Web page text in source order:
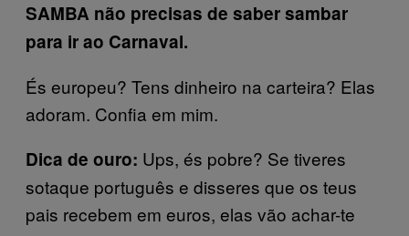
SAMBA não precisas de saber sambar
para ir ao Carnaval.
És europeu? Tens dinheiro na carteira? Elas
adoram. Confia em mim.
Dica de ouro: Ups, és pobre? Se tiveres
sotaque português e disseres que os teus
pais recebem em euros, elas vão achar-te